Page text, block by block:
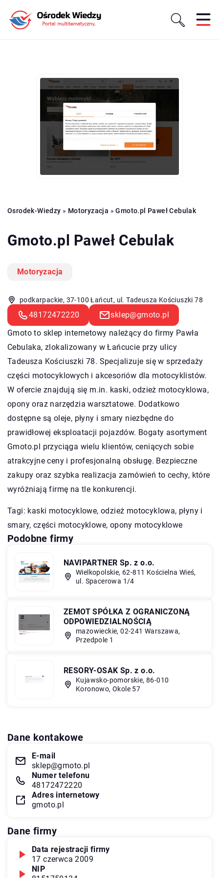
Osrodek-Wiedzy » Motoryzacja »Gmoto.pl Paweł Cebulak
Gmoto.pl Paweł Cebulak
Motoryzacja
podkarpackie, 37-100 Łańcut, ul. Tadeusza Kościuszki 78
48172472220
sklep@gmoto.pl
Gmoto to sklep internetowy należący do firmy Pawła
Cebulaka, zlokalizowany w Łańcucie przy ulicy
Tadeusza Kościuszki 78. Specjalizuje się w sprzedaży
części motocyklowych i akcesoriów dla motocyklistów.
W ofercie znajdują się m.in. kaski, odzież motocyklowa,
opony oraz narzędzia warsztatowe. Dodatkowo
dostępne są oleje, płyny i smary niezbędne do
prawidłowej eksploatacji pojazdów. Bogaty asortyment
Gmoto.pl przyciąga wielu klientów, ceniących sobie
atrakcyjne ceny i profesjonalną obsługę. Bezpieczne
zakupy oraz szybka realizacja zamówień to cechy, które
wyróżniają firmę na tle konkurencji.
Tagi: kaski motocyklowe, odzież motocyklowa, płyny i
smary, części motocyklowe, opony motocyklowe
Podobne firmy
NAVIPARTNER Sp. z o.o.
Wielkopolskie, 62-811 Kościelna Wieś,
ul. Spacerowa 1/4
ZEMOT SPÓŁKA Z OGRANICZONĄ
ODPOWIEDZIALNOŚCIĄ
mazowieckie, 02-241 Warszawa,
Przedpole 1
RESORY-OSAK Sp. z o.o.
Kujawsko-pomorskie, 86-010
Koronowo, Okole 57
Dane kontakowe
E-mail
sklep@gmoto.pl
Numer telefonu
48172472220
Adres internetowy
gmoto.pl
Dane firmy
Data rejestracji firmy
17 czerwca 2009
NIP